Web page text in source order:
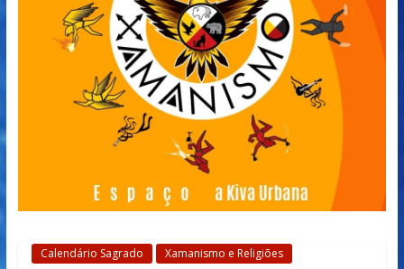
Calendário Sagrado Xamanismo e Religiões